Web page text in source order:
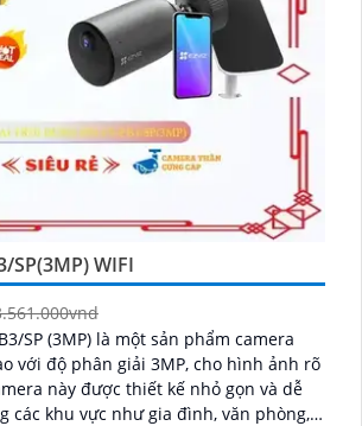
SP(3MP) WIFI
SP (3MP) là một sản phẩm camera
với độ phân giải 3MP, cho hình ảnh rõ
các khu vực như gia đình, văn phòng,